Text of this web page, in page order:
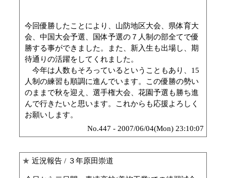
今回優勝したことにより、山防地区大会、県体育大
会、中国大会予選、国体予選の７人制の部全てで優
勝する事ができました。また、新入生も出場し、期
待通りの活躍をしてくれました。
今年は人数もそろっているということもあり、15
人制の練習も順調に進んでいます。この優勝の勢い
のままで秋を迎え、選手権大会、花園予選も勝ち進
んで行きたいと思います。これからも応援よろしく
お願いします。
No.447 - 2007/06/04(Mon) 23:10:07
★ 近況報告 / ３年原田崇道